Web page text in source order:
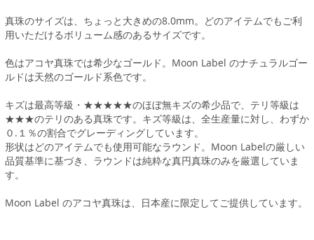
真珠のサイズは、ちょっと大きめの8.0mm。どのアイテムでもご利
用いただけるボリューム感のあるサイズです。
色はアコヤ真珠では希少なゴールド。Moon Label のナチュラルゴー
ルドは天然のゴールド系色です。
キズは最高等級・★★★★★のほぼ無キズの希少品で、テリ等級は
★★★のテリのある真珠です。キズ等級は、全生産量に対し、わずか
０.１％の割合でグレーディングしています。
形状はどのアイテムでも使用可能なラウンド。Moon Labelの厳しい
品質基準に基づき、ラウンドは純粋な真円真珠のみを厳選していま
す。
Moon Label のアコヤ真珠は、日本産に限定してご提供しています。